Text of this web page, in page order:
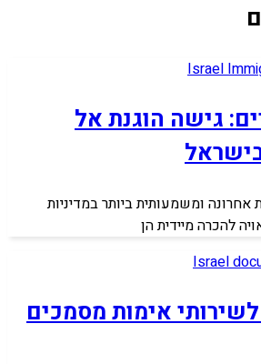
גישה הוגנת אל
ומשמעותית ביותר במדיניות
להכרה מיידית הן
אימות מסמכים